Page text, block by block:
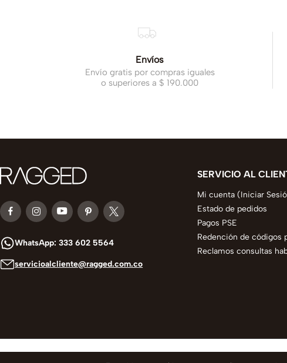
Envíos
Envío gratis por compras iguales
o superiores a $ 190.000
WhatsApp: 333 602 5564
servicioalcliente@ragged.com.co
SERVICIO AL
Mi cuenta (Iniciar
Estado de pedidos
Pagos PSE
Redención de códigos
Reclamos consultas